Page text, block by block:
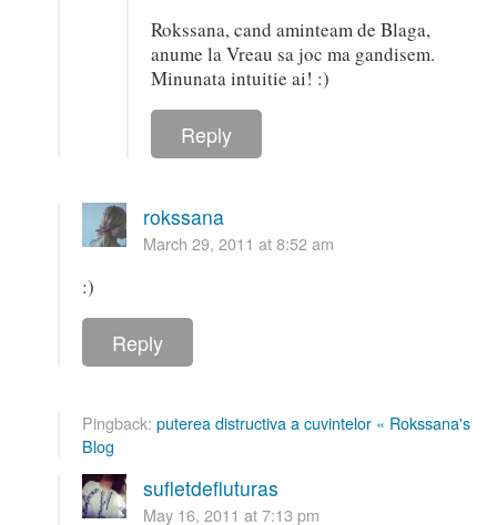
Rokssana, cand aminteam de Blaga,
anume la Vreau sa joc ma gandisem.
Minunata intuitie ai! :)
Reply
rokssana
March 29, 2011 at 8:52 am
:)
Reply
Pingback: puterea distructiva a cuvintelor « Rokssana's
Blog
sufletdefluturas
May 16, 2011 at 7:13 pm